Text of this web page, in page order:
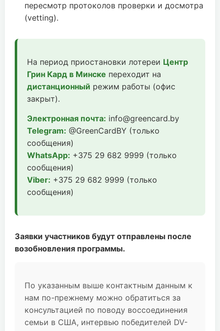
пересмотр протоколов проверки и досмотра
(vetting).
На период приостановки лотереи Центр
Грин Кард в Минске переходит на
дистанционный режим работы (офис
закрыт).
Электронная почта: info@greencard.by
Telegram: @GreenCardBY (только
сообщения)
WhatsApp: +375 29 682 9999 (только
сообщения)
Viber: +375 29 682 9999 (только
сообщения)
Заявки участников будут отправлены после
возобновления программы.
По указанным выше контактным данным к
нам по-прежнему можно обратиться за
консультацией по поводу воссоединения
семьи в США, интервью победителей DV-